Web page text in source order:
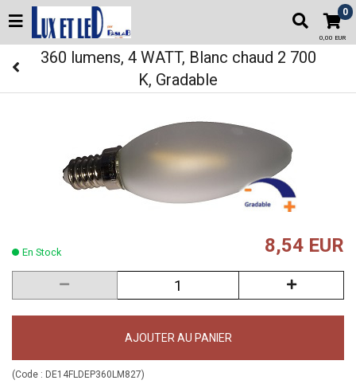
0
0,00 EUR
360 lumens, 4 WATT, Blanc chaud 2 700
K, Gradable
En Stock 8,54 EUR
AJOUTER AU PANIER
(Code : DE14FLDEP360LM827)